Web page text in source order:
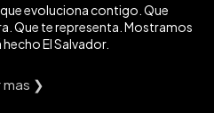
evoluciona contigo. Que
Que te representa. Mostramos
El Salvador.
mas ❯